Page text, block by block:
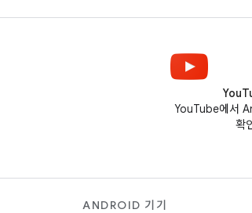
YouTube에서
확
ANDROID 기기